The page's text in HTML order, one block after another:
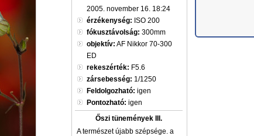
2005. november 16. 18:24
érzékenység: ISO 200
fókusztávolság: 300mm
objektív: AF Nikkor 70-300
ED
rekeszérték: F5.6
zársebesség: 1/1250
Feldolgozható: igen
Pontozható: igen
Őszi tünemények III.
A természet újabb szépsége. a